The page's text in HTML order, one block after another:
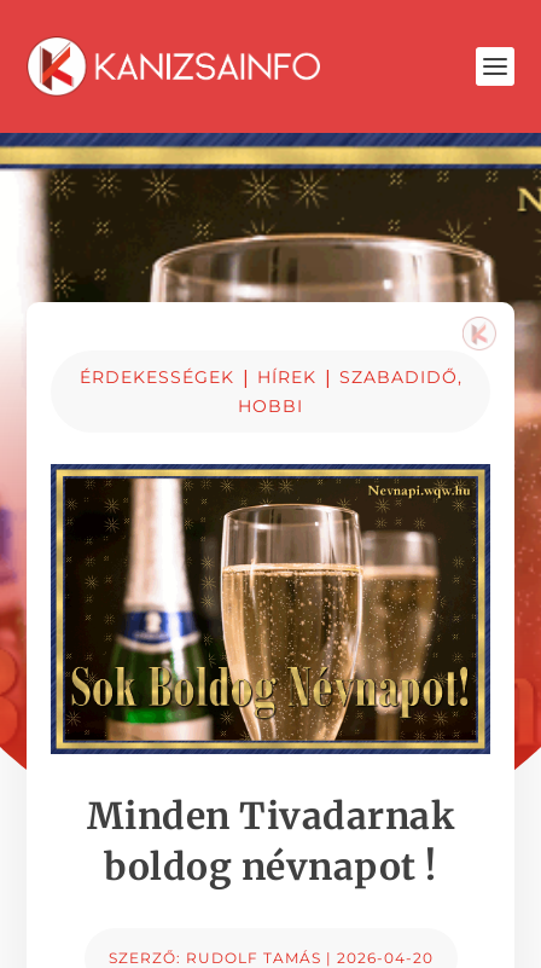
ÉRDEKESSÉGEK | HÍREK | SZABADIDŐ,
HOBBI
Minden Tivadarnak
boldog névnapot !
SZERZŐ: RUDOLF TAMÁS | 2026-04-20